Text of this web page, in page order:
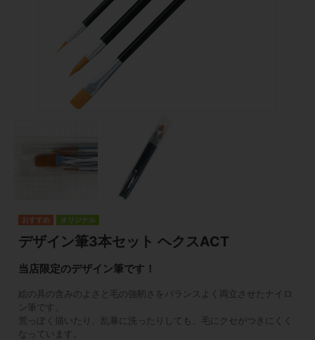
オリジナル
デザイン筆3本セット ヘクスACT
当店限定のデザイン筆です！
絵の具の含みのよさと毛の強靭さをバランスよく両立させたナイロ
ン筆です。
荒っぽく描いたり、乱暴に洗ったりしても、毛にクセがつきにくく
なっています。